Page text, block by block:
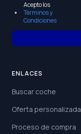
Acepto los
Términos y
Condiciones
ENLACES
Buscar coche
Oferta personalizada
Proceso de compra